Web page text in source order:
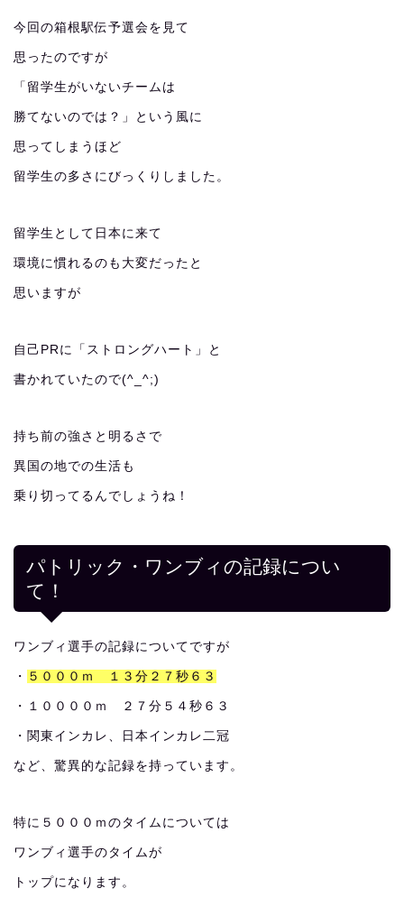
今回の箱根駅伝予選会を見て
思ったのですが
「留学生がいないチームは
勝てないのでは？」という風に
思ってしまうほど
留学生の多さにびっくりしました。
留学生として日本に来て
環境に慣れるのも大変だったと
思いますが
自己PRに「ストロングハート」と
書かれていたので(^_^;)
持ち前の強さと明るさで
異国の地での生活も
乗り切ってるんでしょうね！
パトリック・ワンブィの記録につい
て！
ワンブィ選手の記録についてですが
・ ５０００ｍ １３分２７秒６３
・１００００ｍ ２７分５４秒６３
・関東インカレ、日本インカレ二冠
など、驚異的な記録を持っています。
特に５０００ｍのタイムについては
ワンブィ選手のタイムが
トップになります。